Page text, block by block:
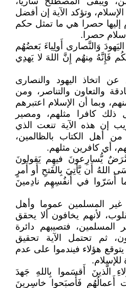
وتؤكد الآية إن أفضل
إليها حصرا هي ما تمثل حكم
حصرا.
اليَهودَ وَالنَّصارى أَولِياءَ بَعضُهُم
فَإِنَّهُ مِنهُم إِنَّ اللهَ لا يَهدِي
اتخاذ اليهود والنصارى
والتعاون والتناصر، ومن
وبما أن الإسلام اعتبرهم
كافرا مثلهم، ومصير
إن هذه الآية تنعت الذي
من أهل الكتاب بالظالمين،
أي كافرين مثلهم.
يُّسارِعونَ فيهِم يَقولونَ
اللهُ أَن يَّأتِيَ بِالفَتحِ أَو أَمرٍ
أَسَرّوا في أَنفُسِهِم نادِمينَ
غير المسلمين عموما وأهل
لأنهم يخافون ألا يحقق
المسلمين، فتصيبهم دائرة
ثم تحتمل الآية تحقيق
هؤلاء فيندموا على عدم
الَّذينَ أَقسَموا بِاللهِ جَهدَ
أَعمالُهُم فَأَصبَحوا خاسِرينَ